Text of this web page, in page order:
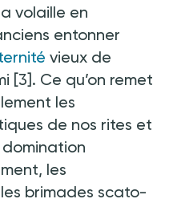
volaille en
entonner
vieux de
[3]. Ce qu’on remet
les
de nos rites et
les
brimades scato-